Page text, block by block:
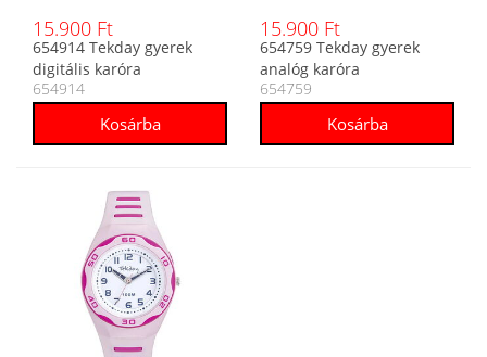
15.900 Ft
654914 Tekday gyerek
digitális karóra
654914
15.900 Ft
654759 Tekday gyerek
analóg karóra
654759